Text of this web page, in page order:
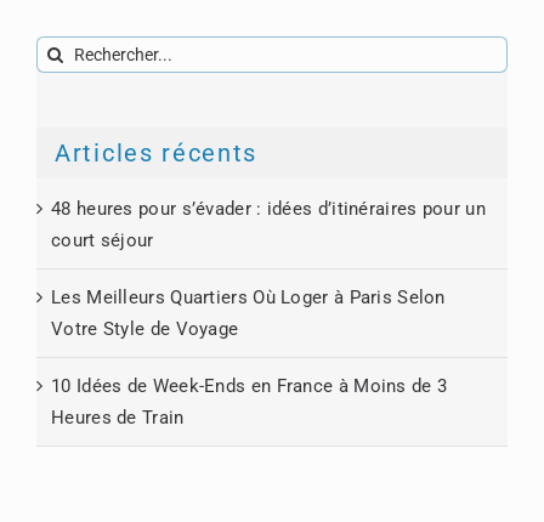
Rechercher:
Articles récents
48 heures pour s’évader : idées d’itinéraires pour un
court séjour
Les Meilleurs Quartiers Où Loger à Paris Selon
Votre Style de Voyage
10 Idées de Week-Ends en France à Moins de 3
Heures de Train